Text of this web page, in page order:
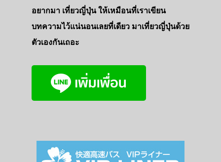
อยากมา เที่ยวญี่ปุ่น ให้เหมือนที่เราเขียน
บทความไว้แน่นอนเลยที่เดียว มาเที่ยวญี่ปุ่นด้วย
ตัวเองกันเถอะ